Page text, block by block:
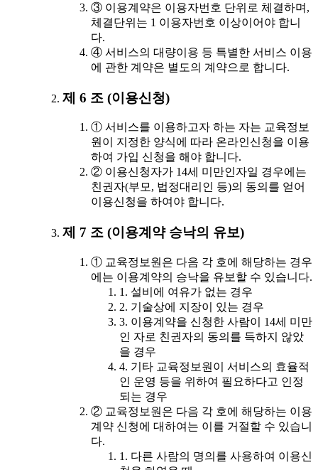
③ 이용계약은 이용자번호 단위로 체결하며,
체결단위는 1 이용자번호 이상이어야 합니
다.
④ 서비스의 대량이용 등 특별한 서비스 이용
에 관한 계약은 별도의 계약으로 합니다.
제 6 조 (이용신청)
① 서비스를 이용하고자 하는 자는 교육정보
원이 지정한 양식에 따라 온라인신청을 이용
하여 가입 신청을 해야 합니다.
② 이용신청자가 14세 미만인자일 경우에는
친권자(부모, 법정대리인 등)의 동의를 얻어
이용신청을 하여야 합니다.
제 7 조 (이용계약 승낙의 유보)
① 교육정보원은 다음 각 호에 해당하는 경우
에는 이용계약의 승낙을 유보할 수 있습니다.
1. 설비에 여유가 없는 경우
2. 기술상에 지장이 있는 경우
3. 이용계약을 신청한 사람이 14세 미만
인 자로 친권자의 동의를 득하지 않았
을 경우
4. 기타 교육정보원이 서비스의 효율적
인 운영 등을 위하여 필요하다고 인정
되는 경우
② 교육정보원은 다음 각 호에 해당하는 이용
계약 신청에 대하여는 이를 거절할 수 있습니
다.
1. 다른 사람의 명의를 사용하여 이용신